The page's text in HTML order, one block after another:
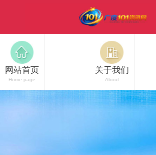
网站首页
Home page
关于我们
About